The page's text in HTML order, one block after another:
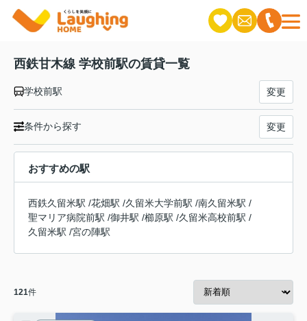
西鉄甘木線 学校前駅の賃貸一覧
学校前駅 変更
条件から探す 変更
おすすめの駅
西鉄久留米駅 /花畑駅 /久留米大学前駅 /南久留米駅 /
聖マリア病院前駅 /御井駅 /櫛原駅 /久留米高校前駅 /
久留米駅 /宮の陣駅
121件